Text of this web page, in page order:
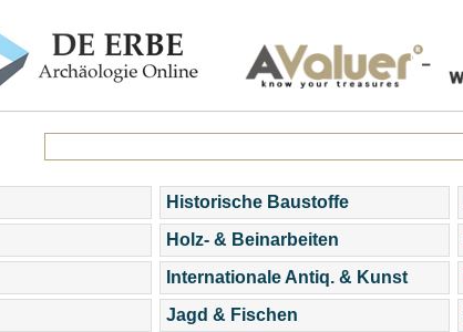
Historische Baustoffe
Holz- & Beinarbeiten
Internationale Antiq. & Kunst
Jagd & Fischen